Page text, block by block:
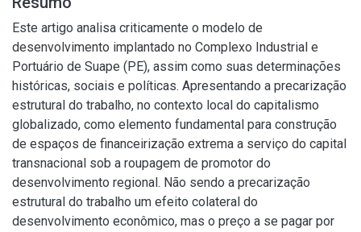
Este artigo analisa criticamente o modelo de
desenvolvimento implantado no Complexo Industrial e
Portuário de Suape (PE), assim como suas determinações
históricas, sociais e políticas. Apresentando a precarização
estrutural do trabalho, no contexto local do capitalismo
globalizado, como elemento fundamental para construção
de espaços de financeirização extrema a serviço do capital
transnacional sob a roupagem de promotor do
desenvolvimento regional. Não sendo a precarização
estrutural do trabalho um efeito colateral do
desenvolvimento econômico, mas o preço a se pagar por